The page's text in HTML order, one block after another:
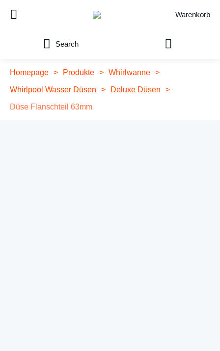
Warenkorb
Search
Homepage > Produkte > Whirlwanne >
Whirlpool Wasser Düsen > Deluxe Düsen >
Düse Flanschteil 63mm